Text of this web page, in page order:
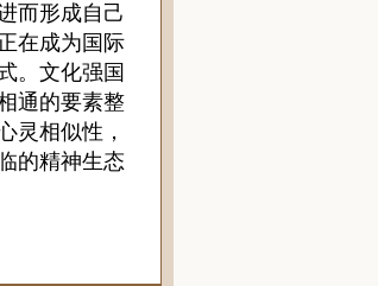
而形成自己
在成为国际
。文化强国
通的要素整
灵相似性，
的精神生态